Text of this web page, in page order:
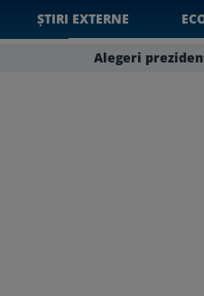
ȘTIRI EXTERNE
Alegeri